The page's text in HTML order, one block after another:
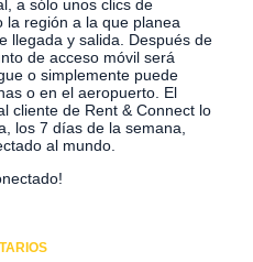
a sólo unos clics de
la región a la que planea
llegada y salida. Después de
de acceso móvil será
o simplemente puede
o en el aeropuerto. El
cliente de Rent & Connect lo
los 7 días de la semana,
al mundo.